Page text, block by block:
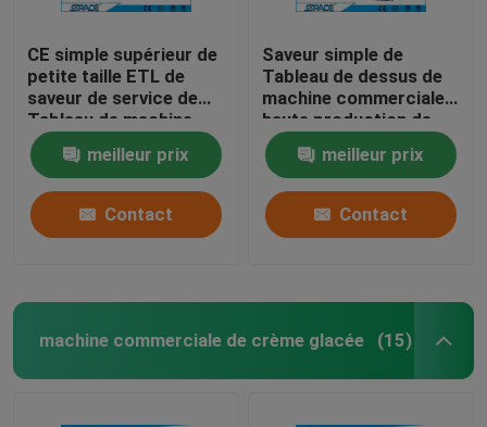
CE simple supérieur de
petite taille ETL de
saveur de service de
Tableau de machine
molle de crème glacée
approuvémeilleur prix
Contact
Saveur simple de
Tableau de dessus de
machine commerciale à
haute production de
crème glacée
préréfrigérant
meilleur prix
Contact
machine commerciale de crème glacée (15)